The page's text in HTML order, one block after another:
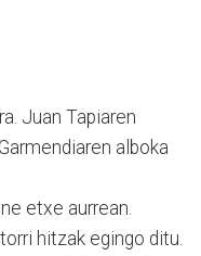
Juan Tapiaren
alboka
etxe aurrean.
hitzak egingo ditu.